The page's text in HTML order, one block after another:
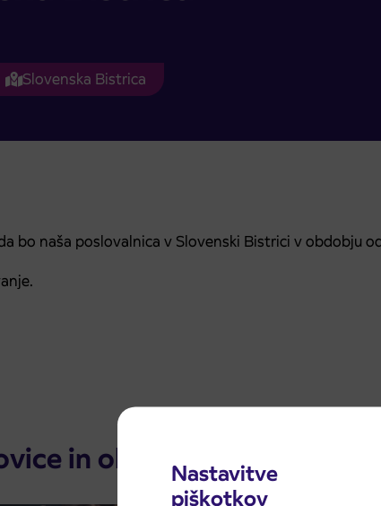
Nastavitve
piškotkov
Slovenska Bistrica
bo naša poslovalnica v Slovenski Bistrici v obdobju
in obvestila